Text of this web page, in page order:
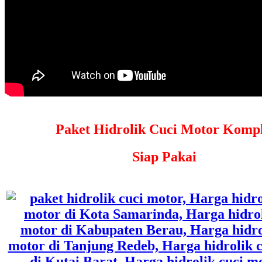
Paket Hidrolik Cuci Motor
Siap Pakai